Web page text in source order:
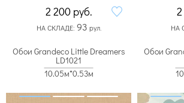
2 200 руб.
НА СКЛАДЕ: 93 рул. НА
Обои Grandeco Little Dreamers
LD1021
10.05м*0.53м
Обои